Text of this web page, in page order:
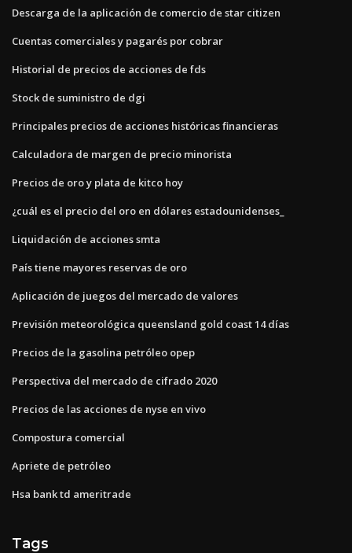
Descarga de la aplicación de comercio de star citizen
Cuentas comerciales y pagarés por cobrar
Historial de precios de acciones de fds
Stock de suministro de dgi
Principales precios de acciones históricas financieras
Calculadora de margen de precio minorista
Precios de oro y plata de kitco hoy
¿cuál es el precio del oro en dólares estadounidenses_
Liquidación de acciones smta
País tiene mayores reservas de oro
Aplicación de juegos del mercado de valores
Previsión meteorológica queensland gold coast 14 días
Precios de la gasolina petróleo opep
Perspectiva del mercado de cifrado 2020
Precios de las acciones de nyse en vivo
Compostura comercial
Apriete de petróleo
Hsa bank td ameritrade
Tags